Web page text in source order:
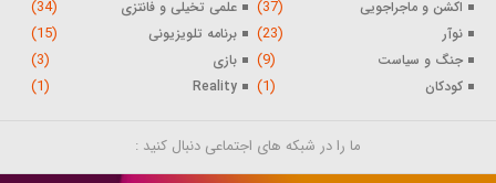
اکشن و ماجراجویی (37) علمی تخیلی و فانتزی (34)
نوآر (23) برنامه تلویزیونی (15)
جنگ و سیاست (9) بازی (3)
کودکان (1)
Reality
(1)
ما را در شبکه های اجتماعی دنبال کنید :